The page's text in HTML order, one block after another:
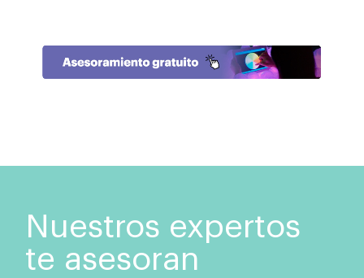
Nuestros expertos
te asesoran